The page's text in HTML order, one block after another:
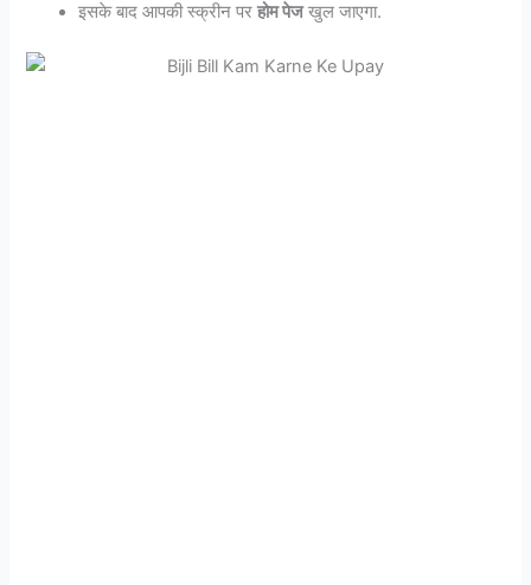
इसके बाद आपकी स्क्रीन परहोम पेजखुल जाएगा.